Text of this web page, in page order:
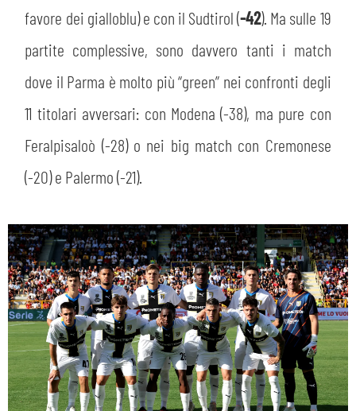
favore dei gialloblu) e con il Sudtirol (-42). Ma sulle 19
partite complessive, sono davvero tanti i match
dove il Parma è molto più “green” nei confronti degli
11 titolari avversari: con Modena (-38), ma pure con
Feralpisaloò (-28) o nei big match con Cremonese
(-20) e Palermo (-21).